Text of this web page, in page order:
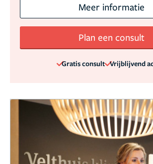
Meer informatie
Plan een consult
Gratis consult Vrijblijvend